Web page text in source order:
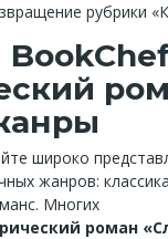
рубрики
широко
жанров:
Многих
роман